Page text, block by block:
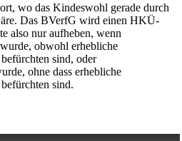
wo das Kindeswohl gerade durch
Das BVerfG wird einen HKÜ-
also nur aufheben, wenn
obwohl erhebliche
sind, oder
ohne dass erhebliche
sind.